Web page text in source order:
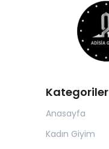
Kategoriler
Anasayfa
Kadın Giyim